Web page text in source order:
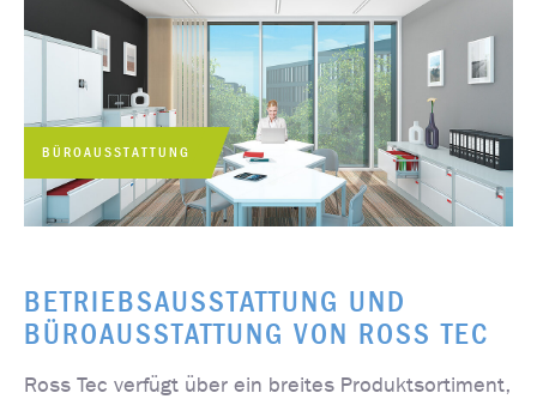
BÜROAUSSTATTUNG
BETRIEBSAUSSTATTUNG UND
BÜROAUSSTATTUNG VON ROSS TEC
Ross Tec verfügt über ein breites Produktsortiment,